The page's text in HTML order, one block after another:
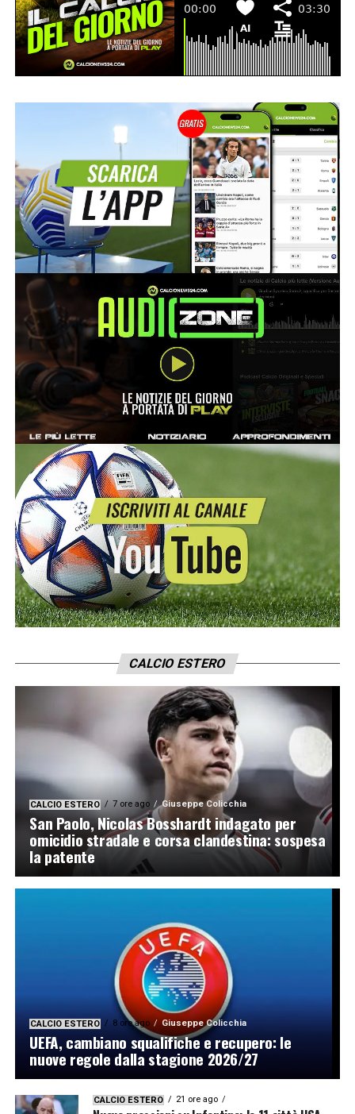
CALCIO ESTERO
CALCIO ESTERO 7 ore ago Giuseppe Colicchia
San Paolo, Nicolas Bosshardt indagato per
omicidio stradale e corsa clandestina: sospesa
la patente
CALCIO ESTERO 8 ore ago Giuseppe Colicchia
UEFA, cambiano squalifiche e recupero: le
nuove regole dalla stagione 2026/27
CALCIO ESTERO 21 ore ago